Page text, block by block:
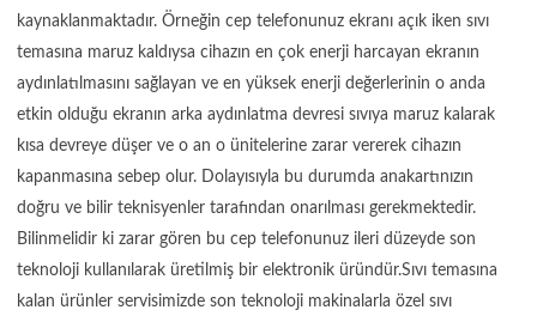
kaynaklanmaktadır. Örneğin cep telefonunuz ekranı açık iken sıvı
temasına maruz kaldıysa cihazın en çok enerji harcayan ekranın
aydınlatılmasını sağlayan ve en yüksek enerji değerlerinin o anda
etkin olduğu ekranın arka aydınlatma devresi sıvıya maruz kalarak
kısa devreye düşer ve o an o ünitelerine zarar vererek cihazın
kapanmasına sebep olur. Dolayısıyla bu durumda anakartınızın
doğru ve bilir teknisyenler tarafından onarılması gerekmektedir.
Bilinmelidir ki zarar gören bu cep telefonunuz ileri düzeyde son
teknoloji kullanılarak üretilmiş bir elektronik üründür.Sıvı temasına
kalan ürünler servisimizde son teknoloji makinalarla özel sıvı